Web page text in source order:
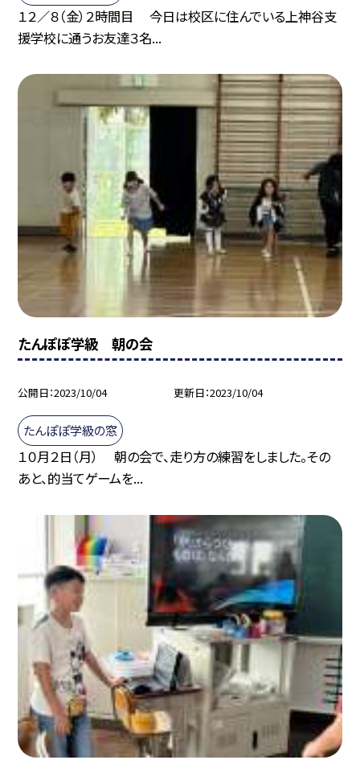
１２／８（金）２時間目 今日は校区に住んでいる上神谷支
援学校に通うお友達３名...
たんぽぽ学級 朝の会
公開日 2023/10/04 更新日 2023/10/04
たんぽぽ学級の窓
１０月２日（月） 朝の会で、走り方の練習をしました。その
あと、的当てゲームを...